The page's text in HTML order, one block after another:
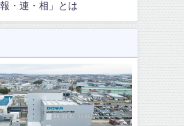
・連・相」とは